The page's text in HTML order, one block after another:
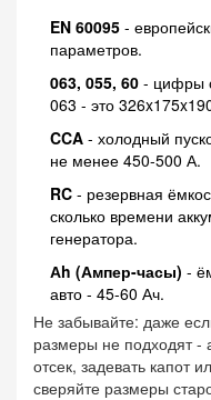
EN 60095 -
параметров.
063, 055, 60 - цифры
063 - это
CCA - холодный
не менее 450-500 А.
RC - резервная
сколько времени
генератора.
Аh (Ампер-часы) -
авто - 45-60 Ач.
Не забывайте: даже
размеры не подходят -
отсек, задевать капот
сверяйте размеры